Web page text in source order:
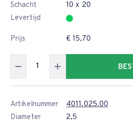
Schacht
10 x 20
Levertijd
Prijs € 15,70
Artikelnummer
4011.025.00
Diameter
2,5